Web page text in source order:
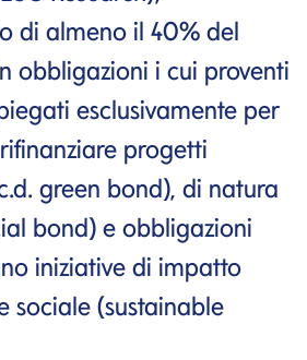
di almeno il 40% del
obbligazioni i cui proventi
esclusivamente per
progetti
green bond), di natura
bond) e obbligazioni
iniziative di impatto
sociale (sustainable